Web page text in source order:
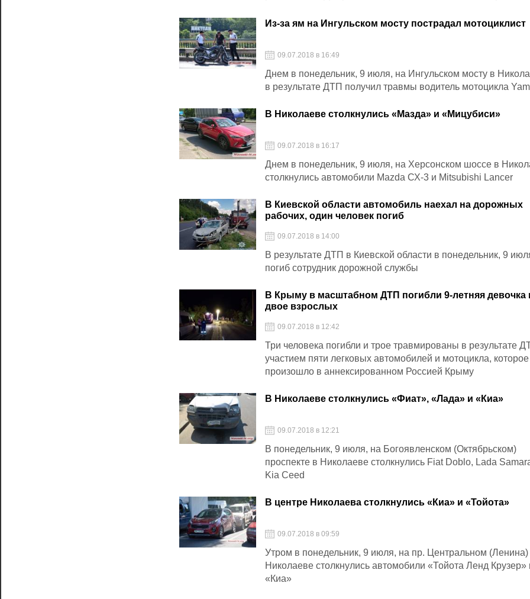
Из-за ям на Ингульском мосту пострадал мотоциклист
09.07.2018 в 16:49
Днем в понедельник, 9 июля, на Ингульском мосту в
в результате ДТП получил травмы водитель мотоцикла
В Николаеве столкнулись «Мазда» и «Мицубиси»
09.07.2018 в 16:17
Днем в понедельник, 9 июля, на Херсонском шоссе в
столкнулись автомобили Mazda СХ-3 и Mitsubishi Lancer
В Киевской области автомобиль наехал на дорожных
рабочих, один человек погиб
09.07.2018 в 14:00
В результате ДТП в Киевской области в понедельник, 9
погиб сотрудник дорожной службы
В Крыму в масштабном ДТП погибли 9-летняя девочка
двое взрослых
09.07.2018 в 12:42
Три человека погибли и трое травмированы в результате
участием пяти легковых автомобилей и мотоцикла, которое
произошло в аннексированном Россией Крыму
В Николаеве столкнулись «Фиат», «Лада» и «Киа»
09.07.2018 в 12:21
В понедельник, 9 июля, на Богоявленском (Октябрьском)
проспекте в Николаеве столкнулись Fiat Doblo, Lada
Kia Ceed
В центре Николаева столкнулись «Киа» и «Тойота»
09.07.2018 в 09:59
Утром в понедельник, 9 июля, на пр. Центральном (Ленина)
Николаеве столкнулись автомобили «Тойота Ленд Крузер»
«Киа»